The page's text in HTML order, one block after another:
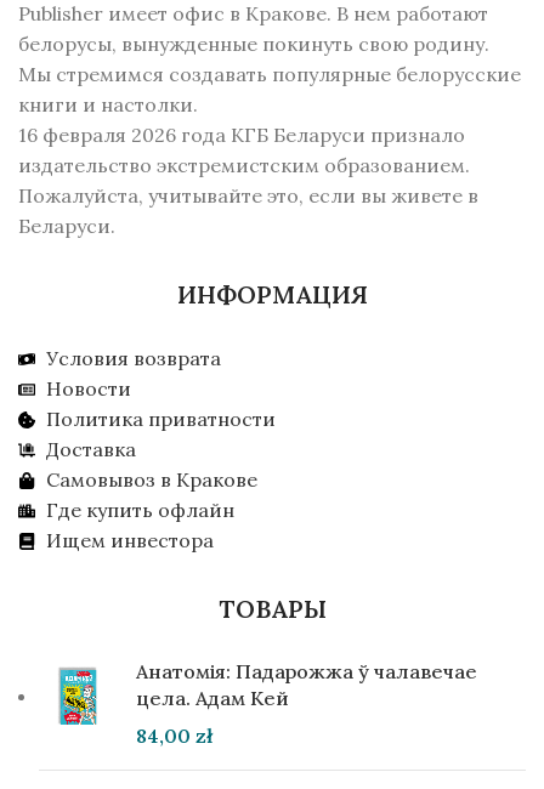
Publisher имеет офис в Кракове. В нем работают
белорусы, вынужденные покинуть свою родину.
Мы стремимся создавать популярные белорусские
книги и настолки.
16 февраля 2026 года КГБ Беларуси признало
издательство экстремистским образованием.
Пожалуйста, учитывайте это, если вы живете в
Беларуси.
ИНФОРМАЦИЯ
Условия возврата
Новости
Политика приватности
Доставка
Самовывоз в Кракове
Где купить офлайн
Ищем инвестора
ТОВАРЫ
Анатомія: Падарожжа ў чалавечае
цела. Адам Кей
84,00 zł